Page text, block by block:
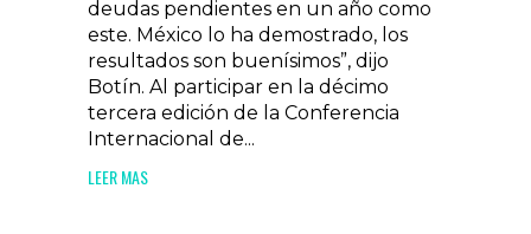
deudas pendientes en un año como
este. México lo ha demostrado, los
resultados son buenísimos”, dijo
Botín. Al participar en la décimo
tercera edición de la Conferencia
Internacional de...
LEER MAS